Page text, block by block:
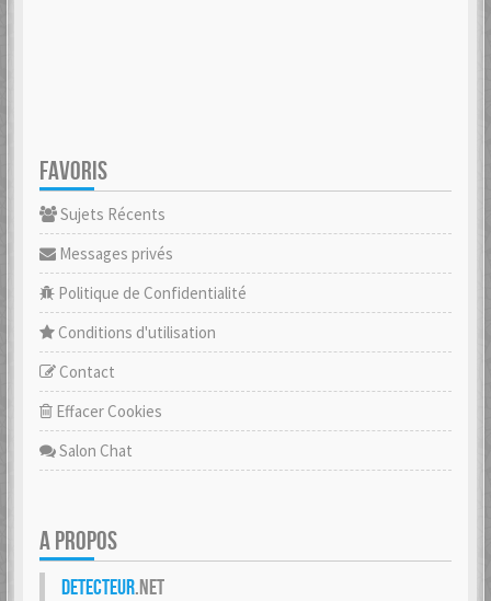
FAVORIS
Sujets Récents
Messages privés
Politique de Confidentialité
Conditions d'utilisation
Contact
Effacer Cookies
Salon Chat
A PROPOS
Detecteur.net